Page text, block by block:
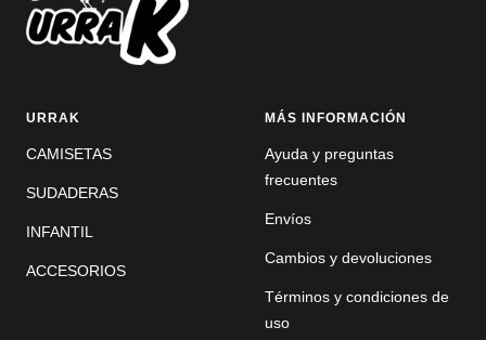
URRAK
CAMISETAS
SUDADERAS
INFANTIL
ACCESORIOS
MÁS INFORMACIÓN
Ayuda y preguntas
frecuentes
Envíos
Cambios y devoluciones
Términos y condiciones de
uso